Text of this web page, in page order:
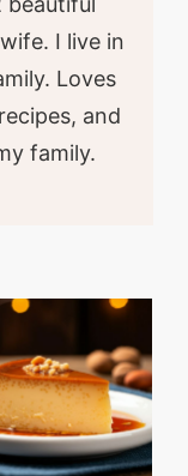
I live in
Loves
and
family.